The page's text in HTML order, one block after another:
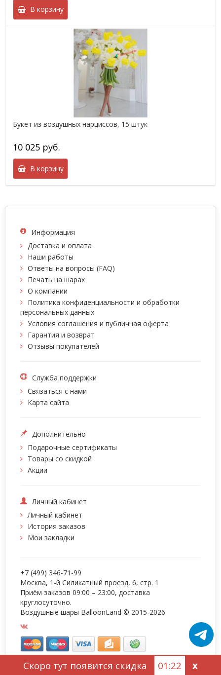
В корзину
Букет из воздушных нарциссов, 15 штук
10 025 руб.
В корзину
Информация
Доставка и оплата
Наши работы
Ответы на вопросы (FAQ)
Печать на шарах
О компании
Политика конфиденциальности и обработки
персональных данных
Условия соглашения и публичная оферта
Гарантия и возврат
Отзывы покупателей
Служба поддержки
Связаться с нами
Карта сайта
Дополнительно
Подарочные сертификаты
Товары со скидкой
Акции
Личный кабинет
Личный кабинет
История заказов
Мои закладки
+7 (499) 346-71-99
Москва, 1-й Силикатный проезд, 6, стр. 1
Приём заказов 09:00 – 23:00, доставка
круглосуточно.
Воздушные шары BalloonLand © 2015-2026
Скоро тут появится скидка 01:22 x